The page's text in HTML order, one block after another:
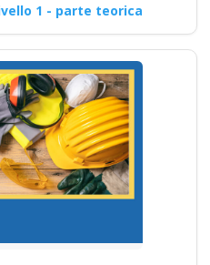
1 - parte teorica